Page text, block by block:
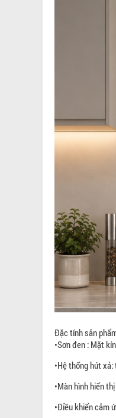
Đặc tính sản
•Sơn đen : Mặt
•Hệ thống hút
•Màn hình hiển thị
•Điều khiển cảm